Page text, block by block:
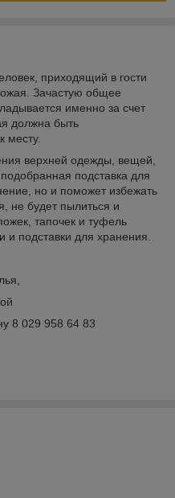
приходящий в гости
Зачастую общее
именно за счет
должна быть
месту.
верхней одежды, вещей,
подставка для
но и поможет избежать
не будет пылиться и
тапочек и туфель
и подставки для хранения.
8 029 958 64 83